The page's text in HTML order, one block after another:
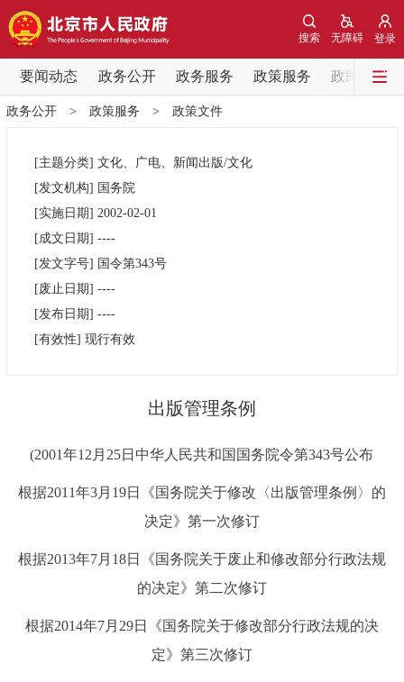
登录
无障碍
搜索
要闻动态 政务公开 政务服务 政策服务 政民互动
要闻动态
党中央精神 国务院信息
北京要闻 会议信息
政务公开
市领导
政策兑现 政策解读 回应关切
法人服务
投资项目
中介服务 阳光政务
政务公开> 政策服务 > 政策文件
[主题分类] 文化、广电、新闻出版/文化
[发文机构] 国务院
[实施日期] 2002-02-01
[成文日期] ----
[发文字号] 国令第343号
[废止日期] ----
[发布日期] ----
[有效性] 现行有效
出版管理条例
(2001年12月25日中华人民共和国国务院令第343号公布
根据2011年3月19日《国务院关于修改〈出版管理条例〉的
决定》第一次修订
根据2013年7月18日《国务院关于废止和修改部分行政法规
的决定》第二次修订
根据2014年7月29日《国务院关于修改部分行政法规的决
定》第三次修订